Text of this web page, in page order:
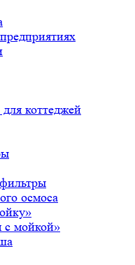
коттеджей
осмоса
с мойкой»